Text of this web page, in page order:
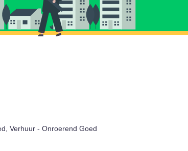
Verhuur - Onroerend Goed